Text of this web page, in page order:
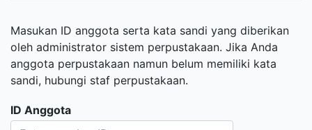
Masukan ID anggota serta kata sandi yang diberikan
oleh administrator sistem perpustakaan. Jika Anda
anggota perpustakaan namun belum memiliki kata
sandi, hubungi staf perpustakaan.
ID Anggota